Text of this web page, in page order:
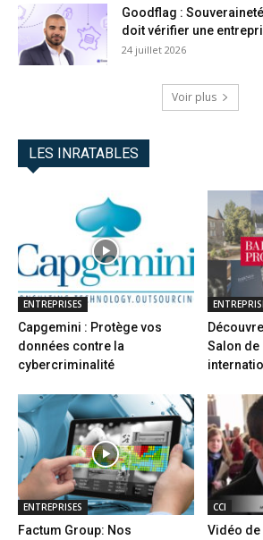
Goodflag :
doit vérifier une
24 juillet 2026
Voir plus
LES INRATABLES
ENTREPRISES
Capgemini : Protège vos
données contre la
cybercriminalité
Salon de
ENTREPRISES
Factum Group: Nos
CCI
Vidéo de